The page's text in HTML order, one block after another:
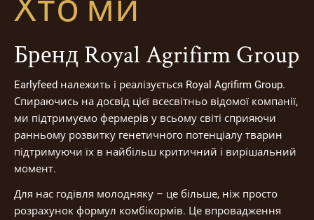
Бренд Royal Agrifirm Group
Earlyfeed належить і реалізується Royal Agrifirm Group.
Спираючись на досвід цієї всесвітньо відомої компанії,
ми підтримуємо фермерів у всьому світі сприяючи
ранньому розвитку генетичного потенціалу тварин
підтримуючи їх в найбільш критичний і вирішальний
момент.
Для нас годівля молодняку – це більше, ніж просто
розрахунок формул комбікормів. Це впровадження